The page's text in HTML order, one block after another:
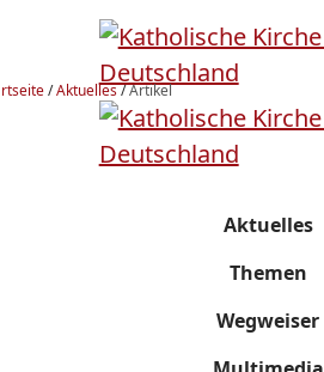
/Aktuelles/Artikel
Aktuelles
Themen
Wegweiser